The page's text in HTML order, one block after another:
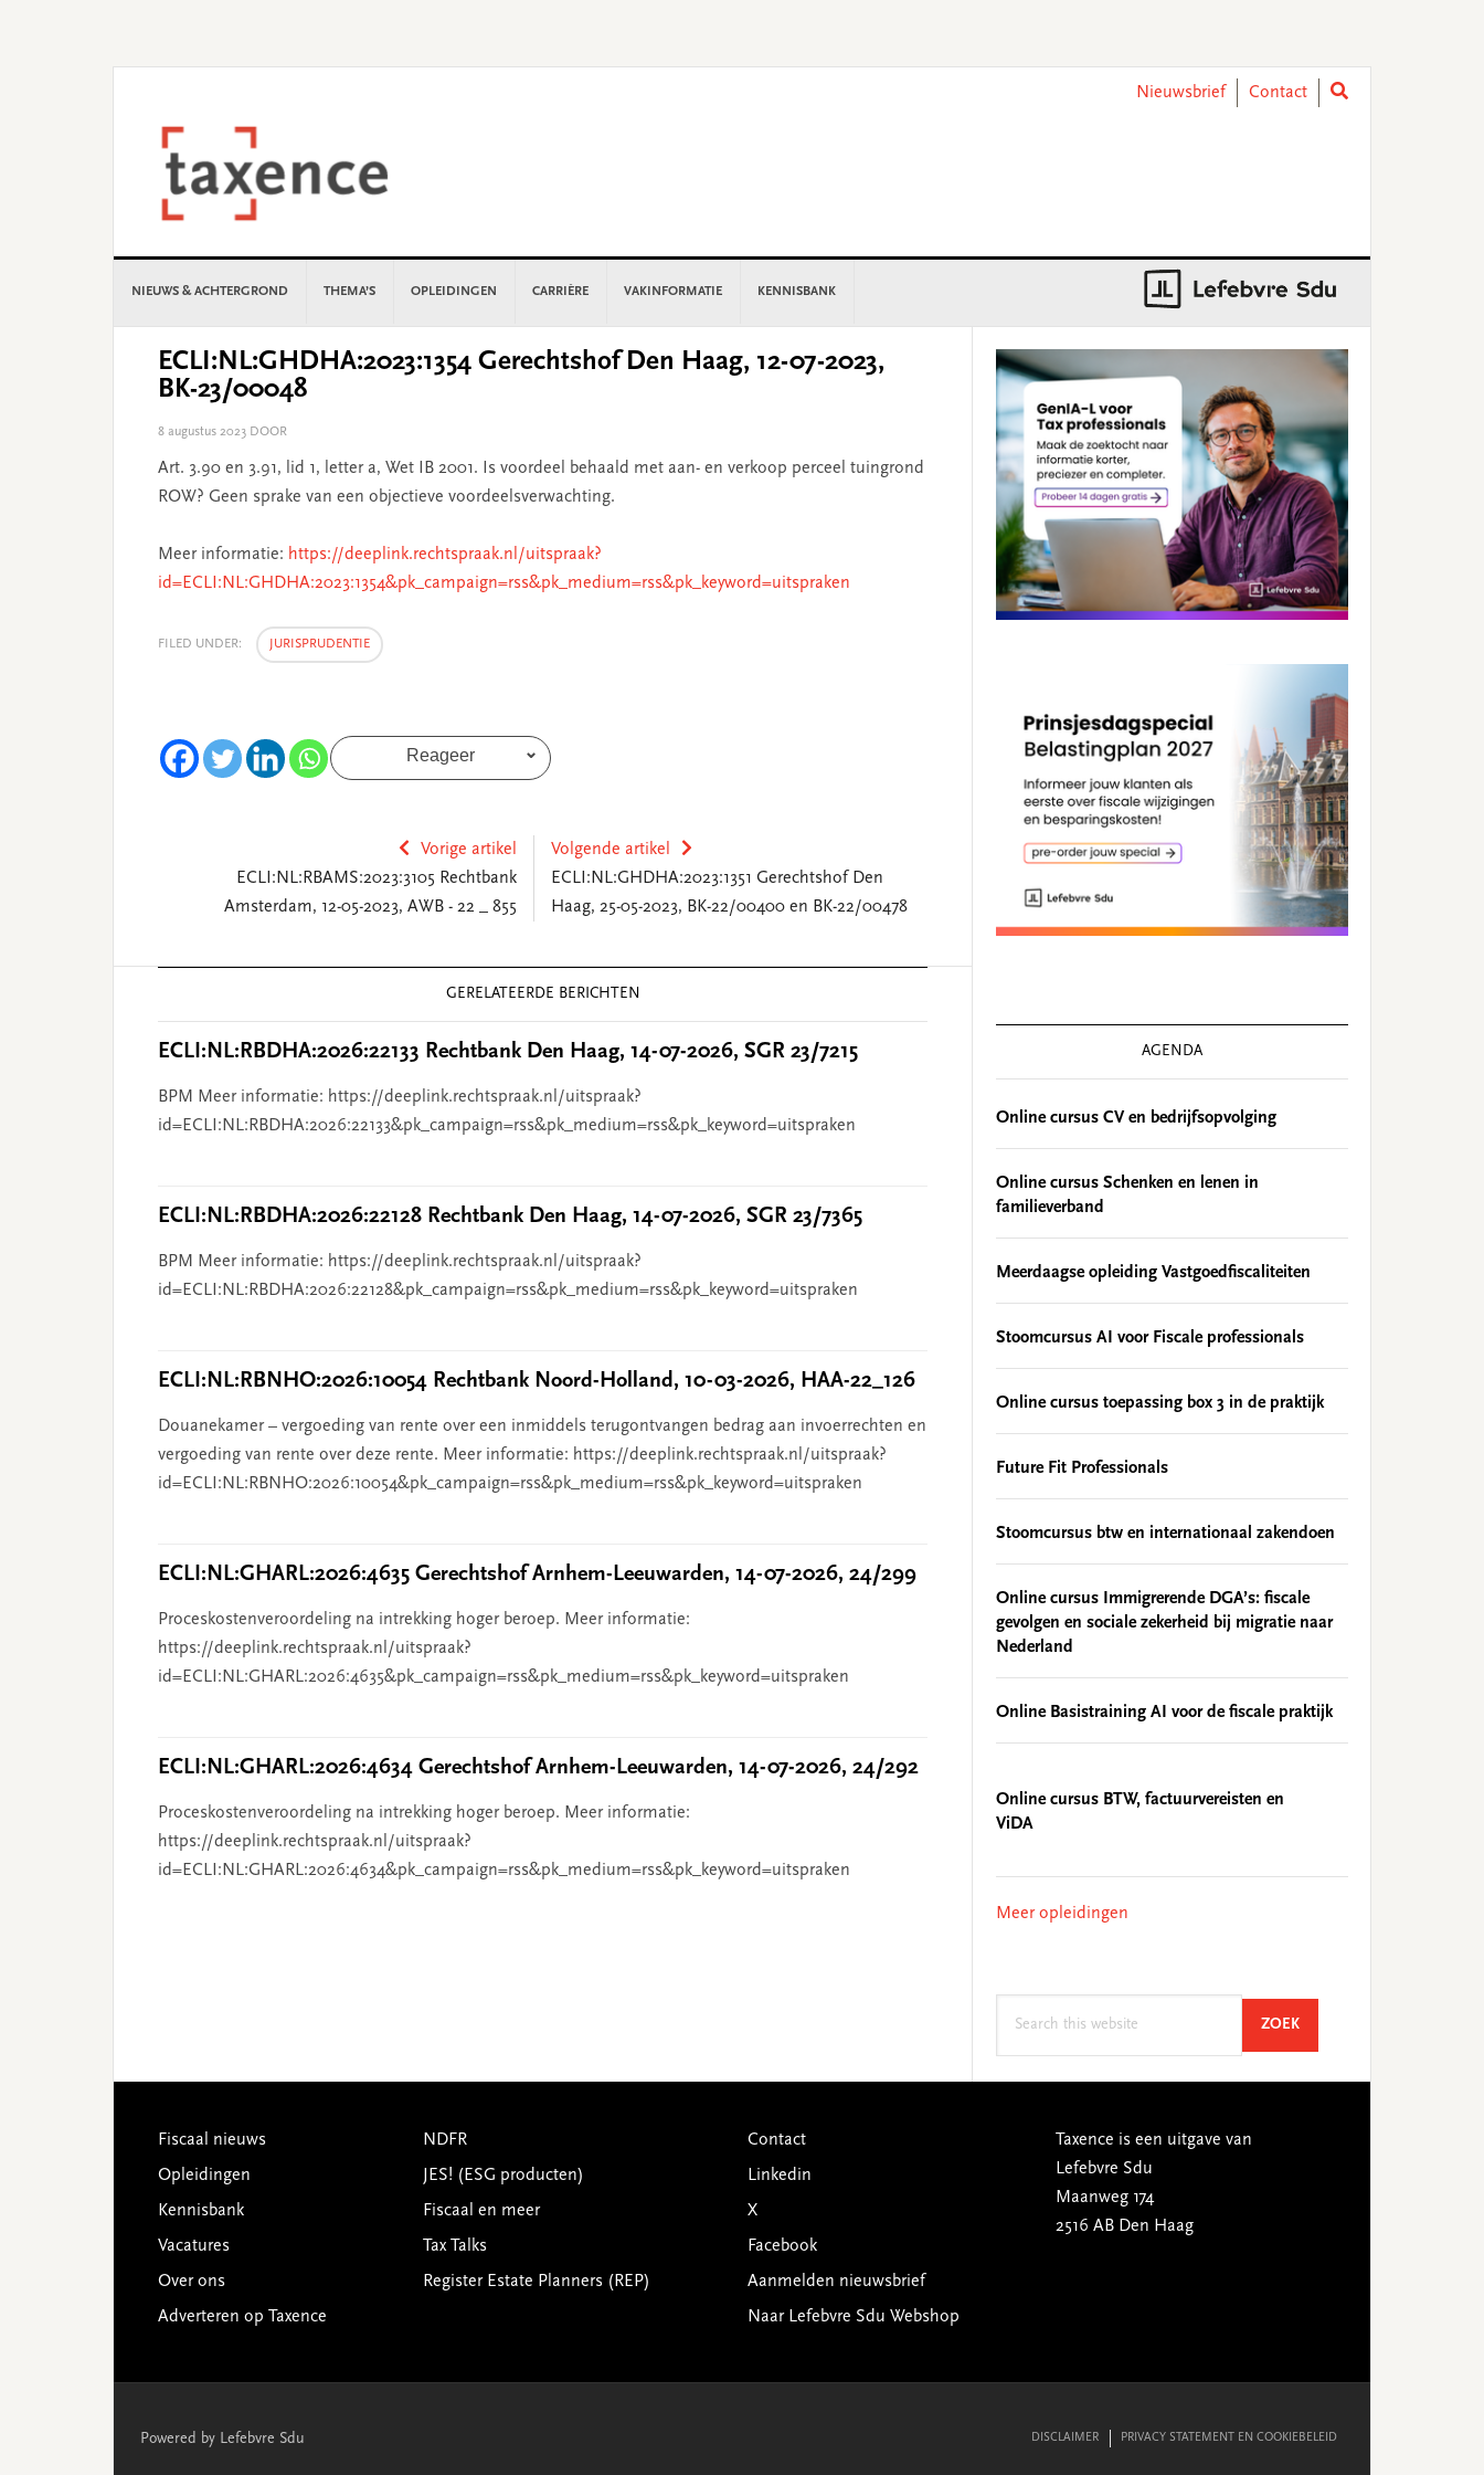
Nieuwsbrief
Contact
NIEUWS & ACHTERGROND THEMA’S OPLEIDINGEN CARRIÈRE VAKINFORMATIE KENNISBANK
ECLI:NL:GHDHA:2023:1354 Gerechtshof Den Haag, 12-07-2023,
BK-23/00048
8 augustus 2023 DOOR
Art. 3.90 en 3.91, lid 1, letter a, Wet IB 2001. Is voordeel behaald met aan- en verkoop perceel tuingrond
ROW? Geen sprake van een objectieve voordeelsverwachting.
Meer informatie: https://deeplink.rechtspraak.nl/uitspraak?
id=ECLI:NL:GHDHA:2023:1354&pk_campaign=rss&pk_medium=rss&pk_keyword=uitspraken
FILED UNDER: JURISPRUDENTIE
Reageer
Vorige artikel
ECLI:NL:RBAMS:2023:3105 Rechtbank
Amsterdam, 12-05-2023, AWB - 22 _ 855
Volgende artikel
ECLI:NL:GHDHA:2023:1351 Gerechtshof Den
Haag, 25-05-2023, BK-22/00400 en BK-22/00478
GERELATEERDE BERICHTEN
ECLI:NL:RBDHA:2026:22133 Rechtbank Den Haag, 14-07-2026, SGR 23/7215
BPM Meer informatie: https://deeplink.rechtspraak.nl/uitspraak?
id=ECLI:NL:RBDHA:2026:22133&pk_campaign=rss&pk_medium=rss&pk_keyword=uitspraken
ECLI:NL:RBDHA:2026:22128 Rechtbank Den Haag, 14-07-2026, SGR 23/7365
BPM Meer informatie: https://deeplink.rechtspraak.nl/uitspraak?
id=ECLI:NL:RBDHA:2026:22128&pk_campaign=rss&pk_medium=rss&pk_keyword=uitspraken
ECLI:NL:RBNHO:2026:10054 Rechtbank Noord-Holland, 10-03-2026, HAA-22_126
Douanekamer – vergoeding van rente over een inmiddels terugontvangen bedrag aan invoerrechten en
vergoeding van rente over deze rente. Meer informatie: https://deeplink.rechtspraak.nl/uitspraak?
id=ECLI:NL:RBNHO:2026:10054&pk_campaign=rss&pk_medium=rss&pk_keyword=uitspraken
ECLI:NL:GHARL:2026:4635 Gerechtshof Arnhem-Leeuwarden, 14-07-2026, 24/299
Proceskostenveroordeling na intrekking hoger beroep. Meer informatie:
https://deeplink.rechtspraak.nl/uitspraak?
id=ECLI:NL:GHARL:2026:4635&pk_campaign=rss&pk_medium=rss&pk_keyword=uitspraken
ECLI:NL:GHARL:2026:4634 Gerechtshof Arnhem-Leeuwarden, 14-07-2026, 24/292
Proceskostenveroordeling na intrekking hoger beroep. Meer informatie:
https://deeplink.rechtspraak.nl/uitspraak?
id=ECLI:NL:GHARL:2026:4634&pk_campaign=rss&pk_medium=rss&pk_keyword=uitspraken
Sidebar
AGENDA
Online cursus CV en bedrijfsopvolging
Online cursus Schenken en lenen in
familieverband
Meerdaagse opleiding Vastgoedfiscaliteiten
Stoomcursus AI voor Fiscale professionals
Online cursus toepassing box 3 in de praktijk
Future Fit Professionals
Stoomcursus btw en internationaal zakendoen
Online cursus Immigrerende DGA’s: fiscale
gevolgen en sociale zekerheid bij migratie naar
Nederland
Online Basistraining AI voor de fiscale praktijk
Online cursus BTW, factuurvereisten en
ViDA
Meer opleidingen
ZOEKSEARCH
Footer
Fiscaal nieuws
Opleidingen
Kennisbank
Vacatures
Over ons
Adverteren op Taxence
NDFR
JES! (ESG producten)
Fiscaal en meer
Tax Talks
Register Estate Planners (REP)
Contact
Linkedin
X
Facebook
Aanmelden nieuwsbrief
Naar Lefebvre Sdu Webshop
Taxence is een uitgave van
Lefebvre Sdu
Maanweg 174
2516 AB Den Haag
Powered by Lefebvre Sdu DISCLAIMER PRIVACY STATEMENT EN COOKIEBELEID